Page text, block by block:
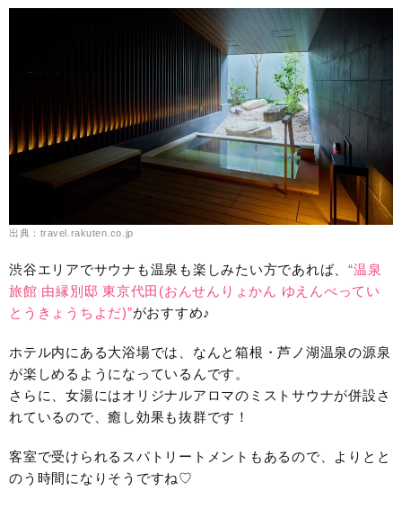
出典：travel.rakuten.co.jp
渋谷エリアでサウナも温泉も楽しみたい方であれば、 “温泉
旅館 由縁別邸 東京代田(おんせんりょかん ゆえんべってい
とうきょうちよだ)”がおすすめ♪
ホテル内にある大浴場では、なんと箱根・芦ノ湖温泉の源泉
が楽しめるようになっているんです。
さらに、女湯にはオリジナルアロマのミストサウナが併設さ
れているので、癒し効果も抜群です！
客室で受けられるスパトリートメントもあるので、よりとと
のう時間になりそうですね♡